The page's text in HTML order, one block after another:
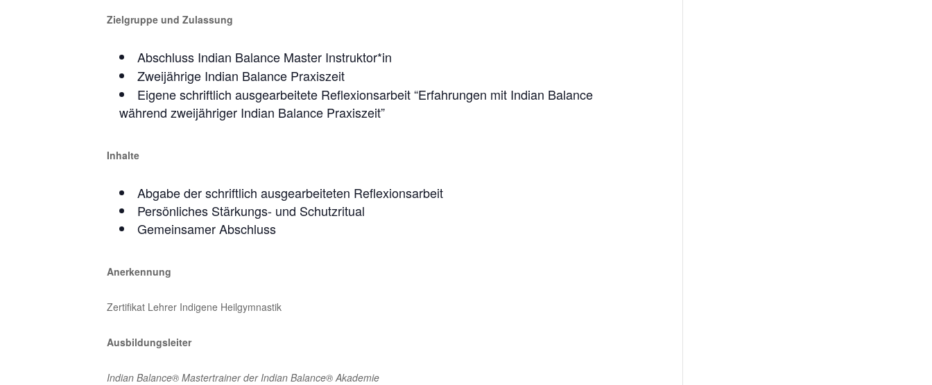
Zielgruppe und Zulassung
Abschluss Indian Balance Master Instruktor*in
Zweijährige Indian Balance Praxiszeit
Eigene schriftlich ausgearbeitete Reflexionsarbeit “Erfahrungen mit Indian Balance
während zweijähriger Indian Balance Praxiszeit”
Inhalte
Abgabe der schriftlich ausgearbeiteten Reflexionsarbeit
Persönliches Stärkungs- und Schutzritual
Gemeinsamer Abschluss
Anerkennung
Zertifikat Lehrer Indigene Heilgymnastik
Ausbildungsleiter
Indian Balance® Mastertrainer der Indian Balance® Akademie